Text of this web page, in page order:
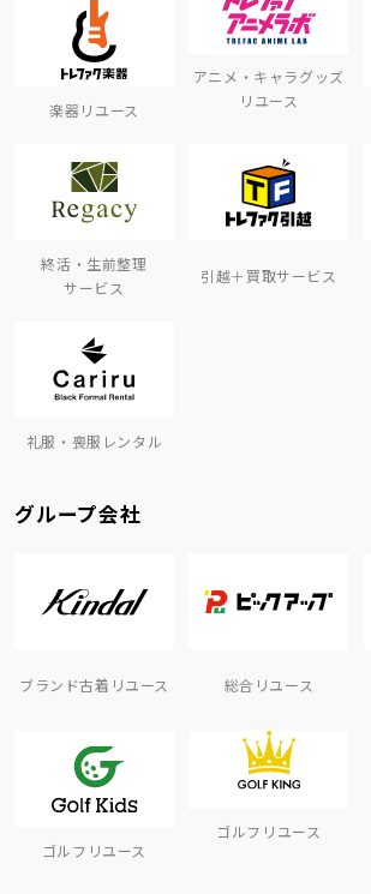
楽器リユース
アニメ・キャラグッズ
リユース
終活・生前整理
サービス
引越＋買取サービス
礼服・喪服レンタル
グループ会社
ブランド古着リユース 総合リユース
ゴルフリユース
ゴルフリユース